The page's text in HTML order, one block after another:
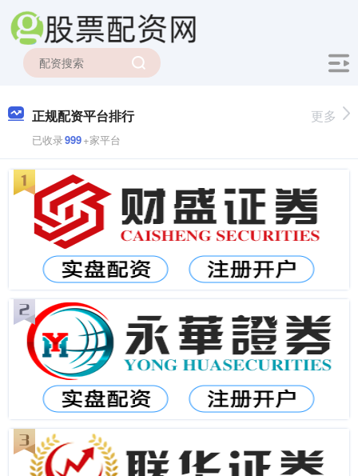
正规配资平台排行
已收录999+家平台
更多